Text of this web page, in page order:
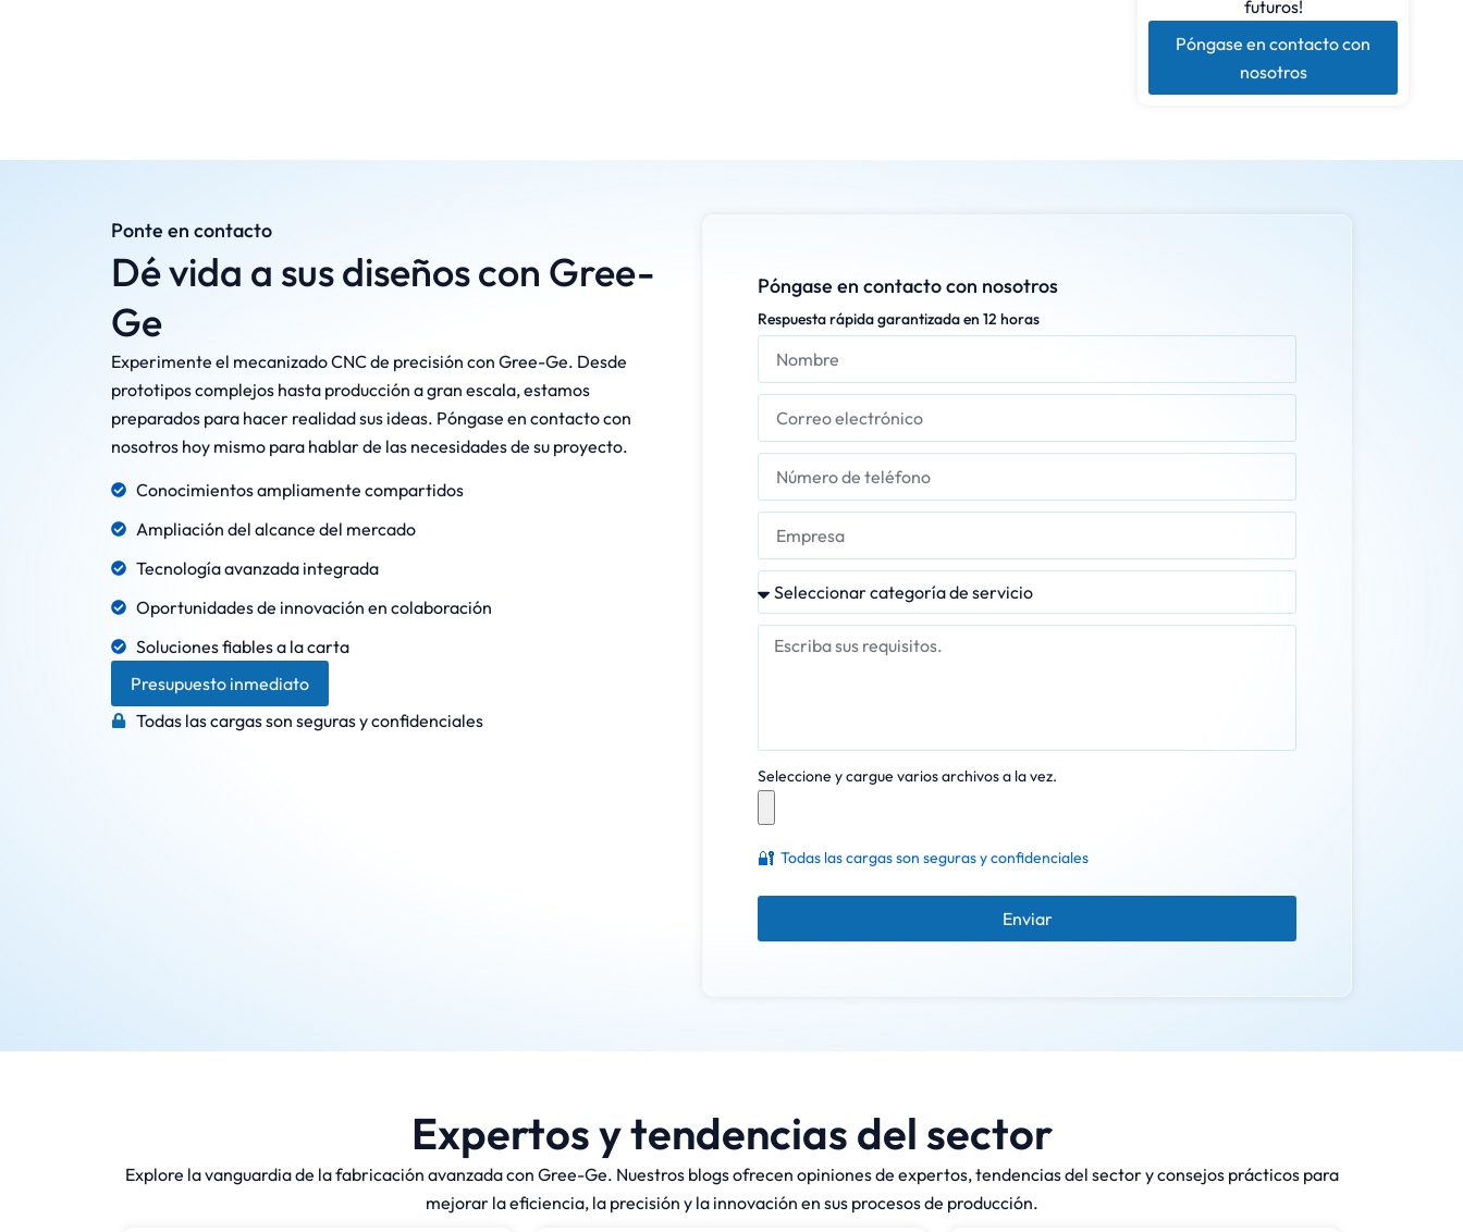
futuros!
Póngase en contacto con
nosotros
Ponte en contacto
Dé vida a sus diseños con Gree-
Ge
Experimente el mecanizado CNC de precisión con Gree-Ge. Desde
prototipos complejos hasta producción a gran escala, estamos
preparados para hacer realidad sus ideas. Póngase en contacto con
nosotros hoy mismo para hablar de las necesidades de su proyecto.
Conocimientos ampliamente compartidos
Ampliación del alcance del mercado
Tecnología avanzada integrada
Oportunidades de innovación en colaboración
Soluciones fiables a la carta
Presupuesto inmediato
Todas las cargas son seguras y confidenciales
Póngase en contacto con nosotros
Respuesta rápida garantizada en 12 horas
Seleccione y cargue varios archivos a la vez.
🔐 Todas las cargas son seguras y confidenciales
Enviar
Expertos y tendencias del sector
Explore la vanguardia de la fabricación avanzada con Gree-Ge. Nuestros blogs ofrecen opiniones de expertos, tendencias del sector y consejos prácticos para
mejorar la eficiencia, la precisión y la innovación en sus procesos de producción.